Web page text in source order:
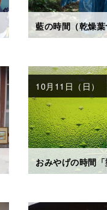
藍の時間（乾燥
おみやげの時間
10月11日（日）